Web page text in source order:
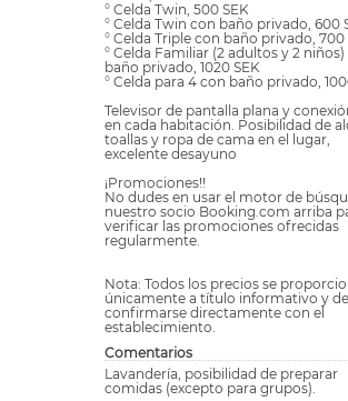
° Celda Twin, 500 SEK
° Celda Twin con baño privado, 600
° Celda Triple con baño privado, 700
° Celda Familiar (2 adultos y 2 niños)
baño privado, 1020 SEK
° Celda para 4 con baño privado,
Televisor de pantalla plana y
en cada habitación. Posibilidad de
toallas y ropa de cama en el lugar,
excelente desayuno
¡Promociones!!
No dudes en usar el motor de
nuestro socio Booking.com arriba
verificar las promociones ofrecidas
regularmente.
Nota: Todos los precios se
únicamente a título informativo y
confirmarse directamente con el
establecimiento.
Comentarios
Lavandería, posibilidad de preparar
comidas (excepto para grupos).